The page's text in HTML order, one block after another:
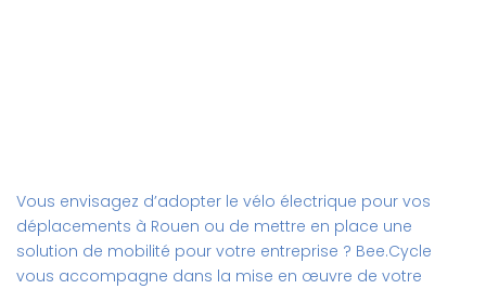
Vous envisagez d’adopter le vélo électrique pour vos
déplacements à Rouen ou de mettre en place une
solution de mobilité pour votre entreprise ? Bee.Cycle
vous accompagne dans la mise en œuvre de votre